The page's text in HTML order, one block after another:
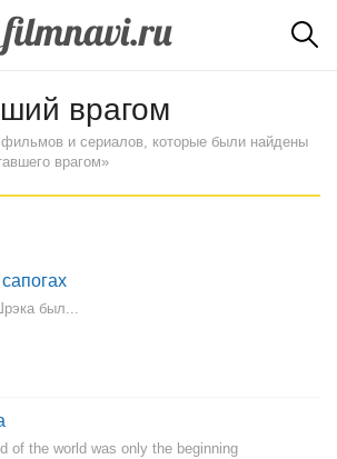
врагом
и сериалов, которые были найдены
врагом»
был...
of the world was only the beginning